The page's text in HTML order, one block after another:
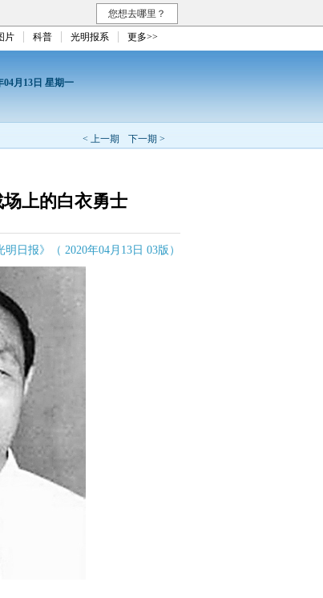
您想去哪里？
片 科普 光明报系 更多>>
04月13日 星期一
< 上一期 下一期 >
上的白衣勇士
明日报》（ 2020年04月13日 03版）